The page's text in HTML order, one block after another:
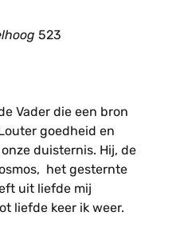
523
Vader die een bron
goedheid en
duisternis. Hij, de
het gesternte
uit liefde mij
liefde keer ik weer.